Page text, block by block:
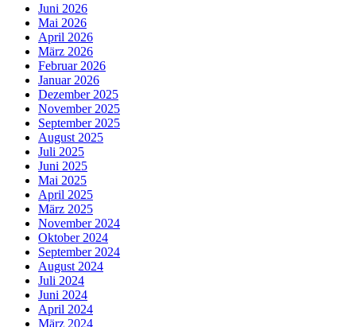
Juni 2026
Mai 2026
April 2026
März 2026
Februar 2026
Januar 2026
Dezember 2025
November 2025
September 2025
August 2025
Juli 2025
Juni 2025
Mai 2025
April 2025
März 2025
November 2024
Oktober 2024
September 2024
August 2024
Juli 2024
Juni 2024
April 2024
März 2024